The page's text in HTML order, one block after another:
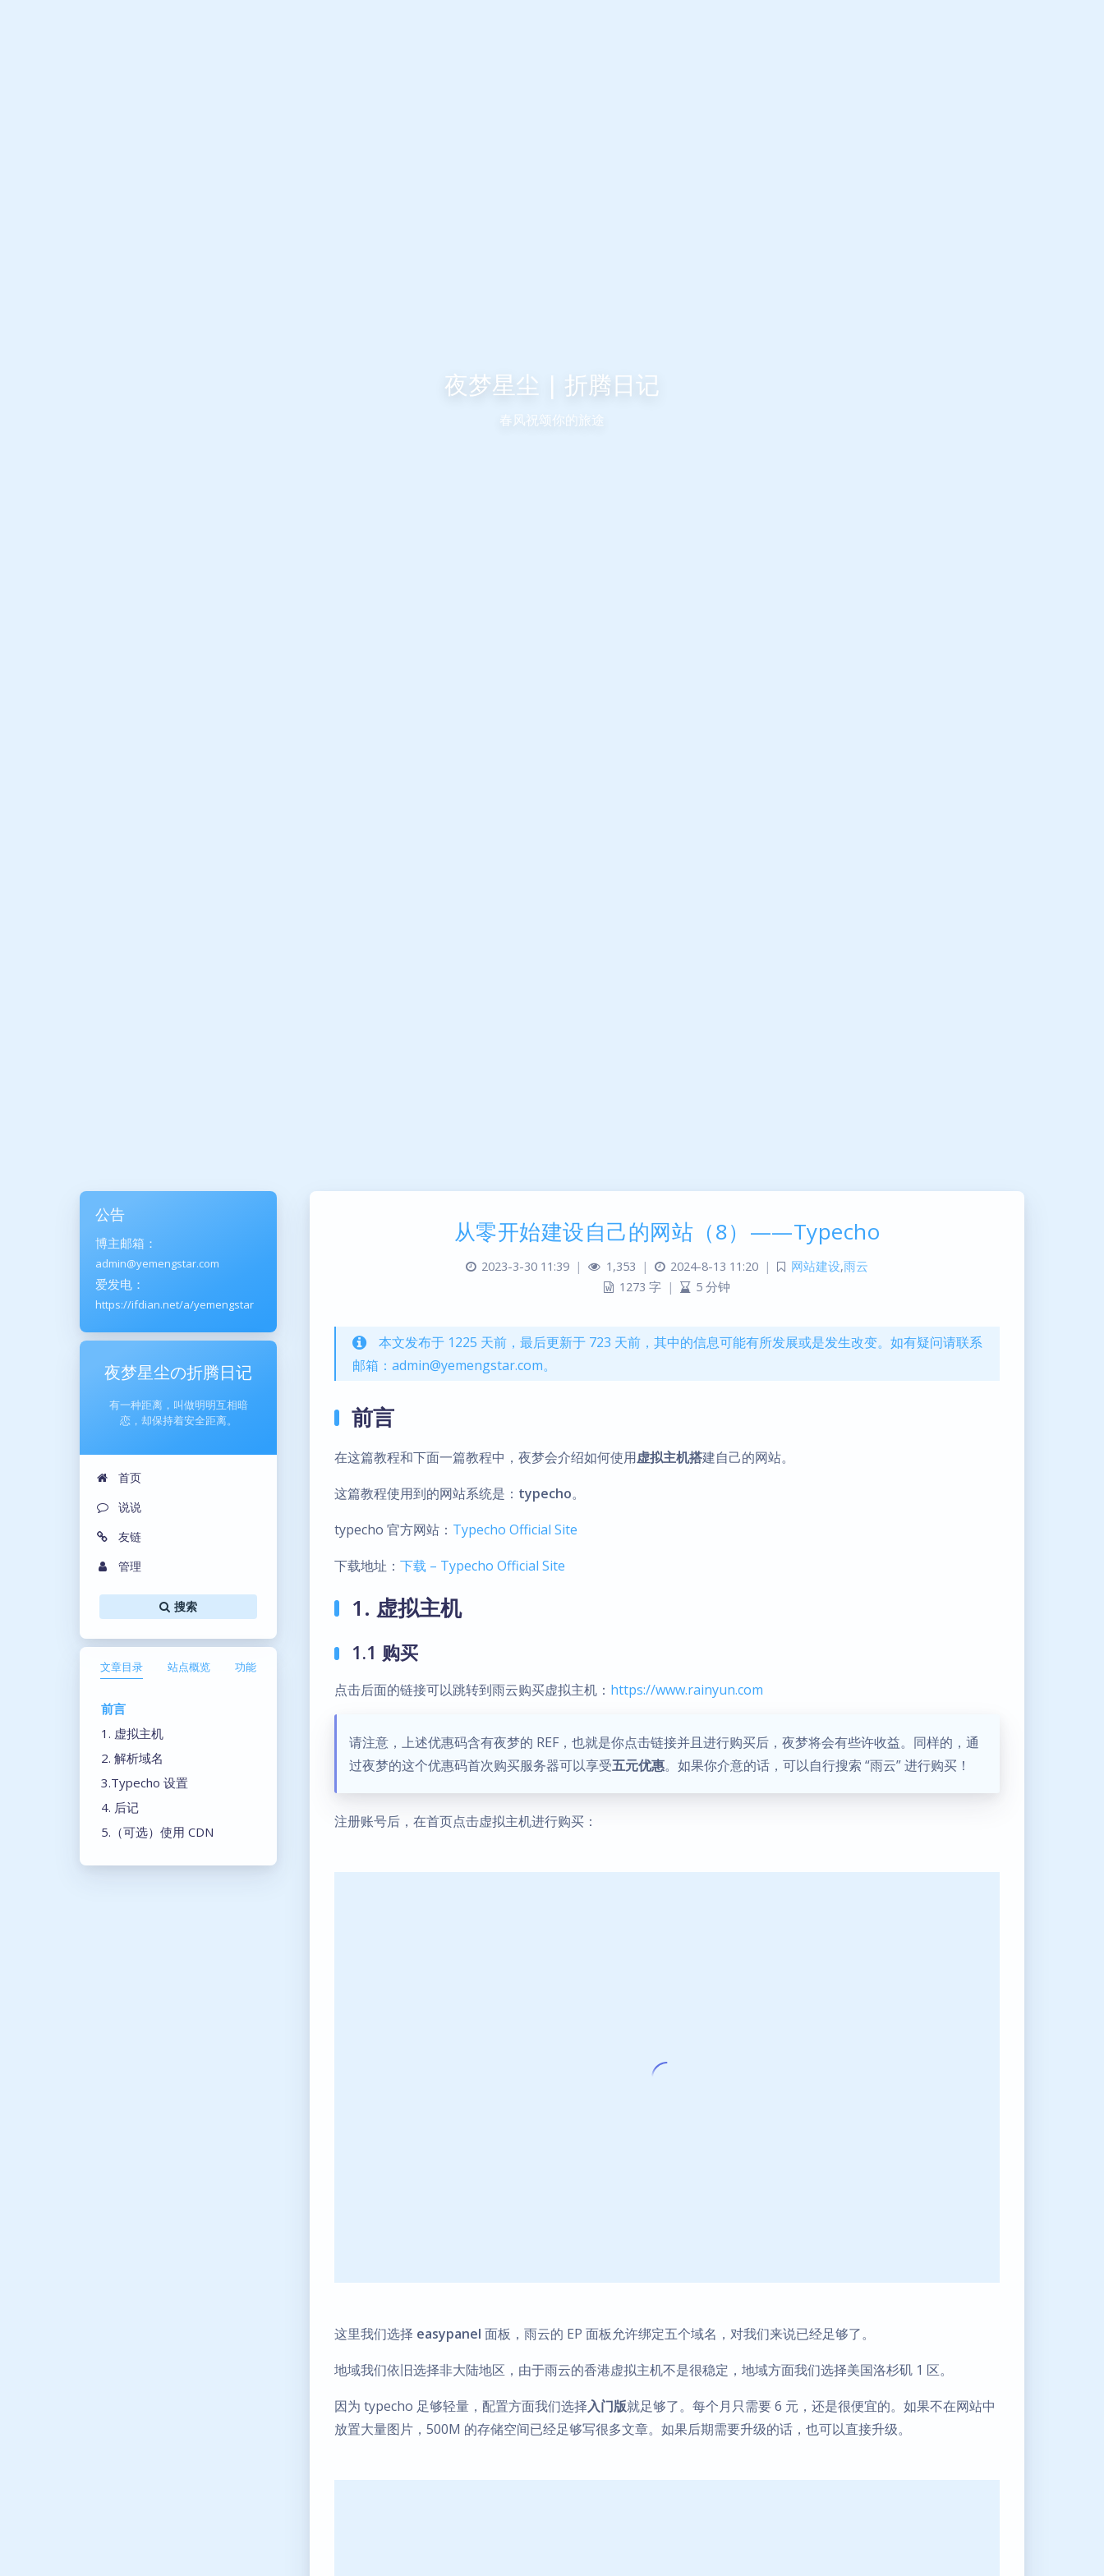
夜梦星尘 | 折腾日记
春风祝颂你的旅途
公告
博主邮箱：
admin@yemengstar.com
爱发电：
https://ifdian.net/a/yemengstar
夜梦星尘の折腾日记
有一种距离，叫做明明互相暗
恋，却保持着安全距离。
首页
说说
友链
管理
搜索
文章目录 站点概览 功能
前言
1. 虚拟主机
2. 解析域名
3.Typecho 设置
4. 后记
5.（可选）使用 CDN
从零开始建设自己的网站（8）——Typecho
2023-3-30 11:39 | 1,353 | 2024-8-13 11:20 | 网站建设,雨云
1273 字 | 5 分钟
本文发布于 1225 天前，最后更新于 723 天前，其中的信息可能有所发展或是发生改变。如有疑问请联系
邮箱：admin@yemengstar.com。
前言
在这篇教程和下面一篇教程中，夜梦会介绍如何使用虚拟主机搭建自己的网站。
这篇教程使用到的网站系统是： typecho。
typecho 官方网站： Typecho Official Site
下载地址： 下载 – Typecho Official Site
1. 虚拟主机
1.1 购买
点击后面的链接可以跳转到雨云购买虚拟主机： https://www.rainyun.com
请注意，上述优惠码含有夜梦的 REF，也就是你点击链接并且进行购买后，夜梦将会有些许收益。同样的，通
过夜梦的这个优惠码首次购买服务器可以享受五元优惠。如果你介意的话，可以自行搜索 “雨云” 进行购买！
注册账号后，在首页点击虚拟主机进行购买：
这里我们选择 easypanel 面板，雨云的 EP 面板允许绑定五个域名，对我们来说已经足够了。
地域我们依旧选择非大陆地区，由于雨云的香港虚拟主机不是很稳定，地域方面我们选择美国洛杉矶 1 区。
因为 typecho 足够轻量，配置方面我们选择入门版就足够了。每个月只需要 6 元，还是很便宜的。如果不在网站中
放置大量图片，500M 的存储空间已经足够写很多文章。如果后期需要升级的话，也可以直接升级。